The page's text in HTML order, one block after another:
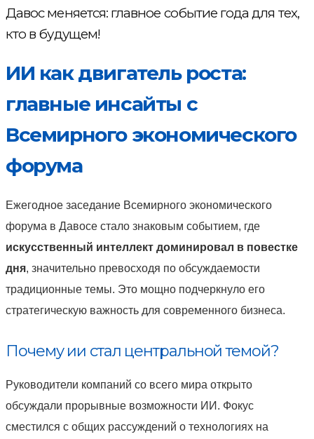
Давос меняется: главное событие года для тех,
кто в будущем!
ИИ как двигатель роста:
главные инсайты с
Всемирного экономического
форума
Ежегодное заседание Всемирного экономического
форума в Давосе стало знаковым событием, где
искусственный интеллект доминировал в повестке
дня, значительно превосходя по обсуждаемости
традиционные темы. Это мощно подчеркнуло его
стратегическую важность для современного бизнеса.
Почему ии стал центральной темой?
Руководители компаний со всего мира открыто
обсуждали прорывные возможности ИИ. Фокус
сместился с общих рассуждений о технологиях на